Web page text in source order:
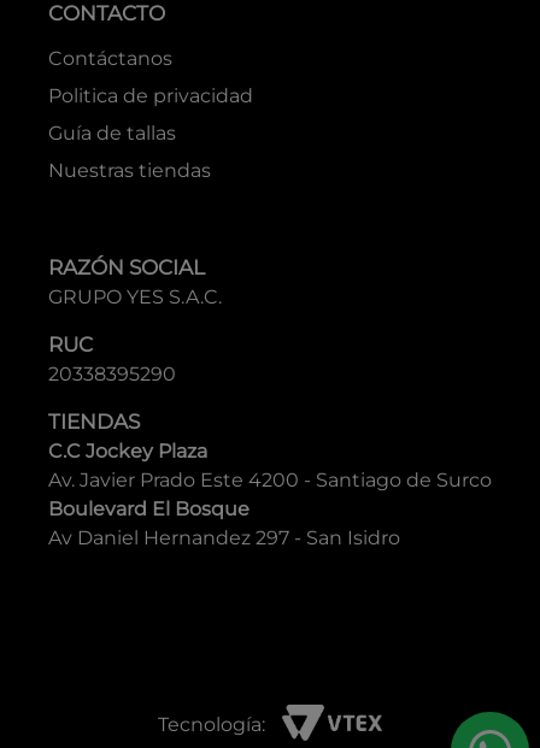
CONTACTO
Contáctanos
Politica de privacidad
Guía de tallas
Nuestras tiendas
RAZÓN SOCIAL
GRUPO YES S.A.C.
RUC
20338395290
TIENDAS
C.C Jockey Plaza
Av. Javier Prado Este 4200 - Santiago de Surco
Boulevard El Bosque
Av Daniel Hernandez 297 - San Isidro
Tecnología: